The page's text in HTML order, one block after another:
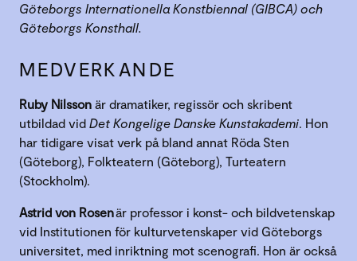
Göteborgs Internationella Konstbiennal (GIBCA) och
Göteborgs Konsthall.
MEDVERKANDE
Ruby Nilsson är dramatiker, regissör och skribent
utbildad vid Det Kongelige Danske Kunstakademi. Hon
har tidigare visat verk på bland annat Röda Sten
(Göteborg), Folkteatern (Göteborg), Turteatern
(Stockholm).
Astrid von Rosenär professor i konst- och bildvetenskap
vid Institutionen för kulturvetenskaper vid Göteborgs
universitet, med inriktning mot scenografi. Hon är också